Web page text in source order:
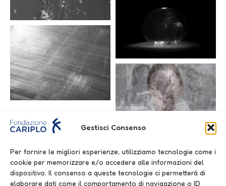
Gestisci Consenso
Per fornire le migliori esperienze, utilizziamo tecnologie come i
cookie per memorizzare e/o accedere alle informazioni del
dispositivo. Il consenso a queste tecnologie ci permetterà di
elaborare dati come il comportamento di navigazione o ID